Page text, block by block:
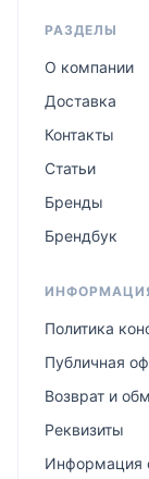
РАЗДЕЛЫ
О компании
Доставка
Контакты
Статьи
Бренды
Брендбук
Политика
Публичная
Возврат и
Реквизиты
Информация